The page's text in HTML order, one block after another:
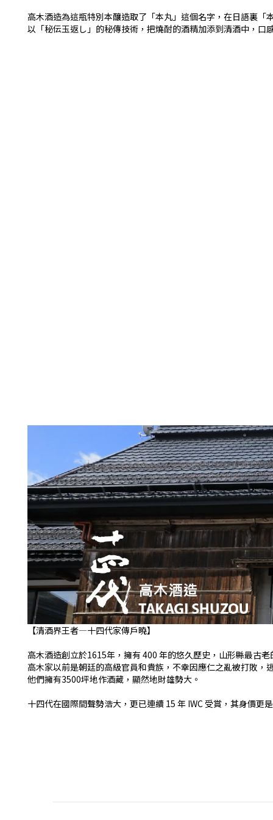
高木酒造為這瓶特別本釀造取了「本丸」這個名字，在日語裏「
以「秘伝玉返し」的秘傳技術，把燒酎的酒精加添到清酒中，
【清酒界王者—十四代家傳戶曉】
高木酒造創立於1615年，擁有 400 年的悠久歷史，山形縣最古老
高木家以前是朝廷的高級官員和貴族，不幸因應仁之亂被打敗
他們擁有3500坪地作酒藏，顯然地財雄勢大。
十四代在國際間聲勢浩大，更已連續 15 年 IWC 受賞，其身價